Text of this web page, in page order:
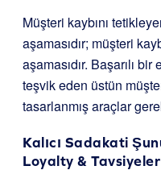
Müşteri kaybını
aşamasıdır; müşteri
aşamasıdır. Başarılı
teşvik eden üstün
tasarlanmış araçlar
Kalıcı Sadakati
Loyalty & Tavsiyeler